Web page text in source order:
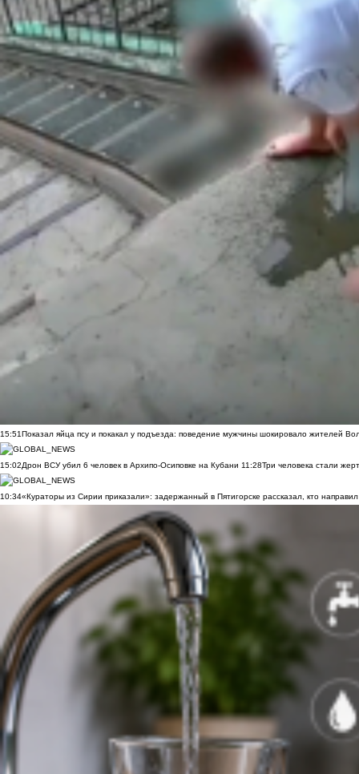
15:51Показал яйца псу и покакал у подъезда: поведение мужчины шокировало жителей
15:02Дрон ВСУ убил 6 человек в Архипо-Осиповке на Кубани 11:28Три человека стали
10:34«Кураторы из Сирии приказали»: задержанный в Пятигорске рассказал, кто направил